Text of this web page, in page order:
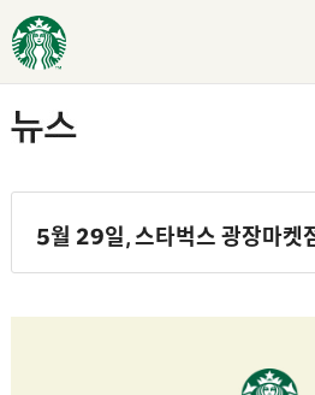
5월 29일, 스타벅스 광장마켓